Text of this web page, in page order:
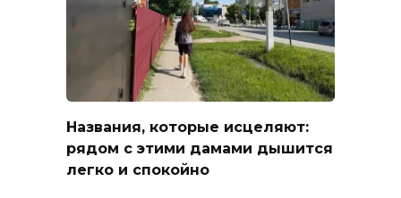
Названия, которые исцеляют:
рядом с этими дамами дышится
легко и спокойно